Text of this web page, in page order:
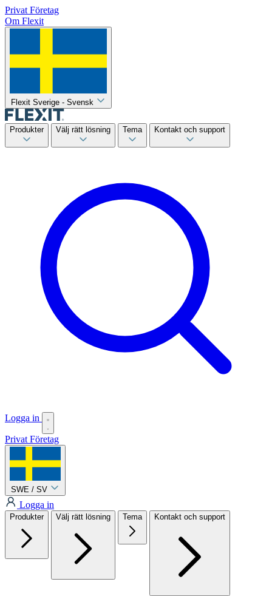
Privat Företag
Om Flexit
Flexit Sverige - Svensk
Produkter Välj rätt lösning Tema Kontakt och support
Logga in
Privat Företag
SWE / SV
Logga in
Produkter Välj rätt lösning Tema Kontakt och support